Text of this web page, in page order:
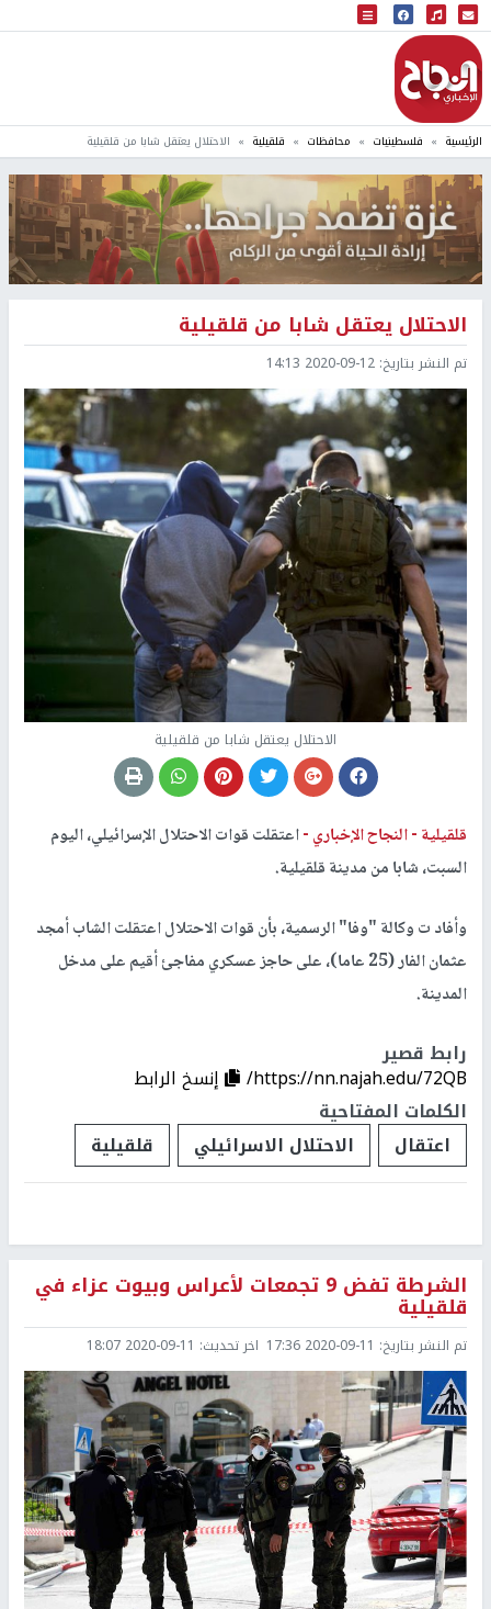
البث المباشر
إذاعة النجاح
الرئيسية فلسطينيات محافظات قلقيلية الاحتلال يعتقل شابا من قلقيلية
الاحتلال يعتقل شابا من قلقيلية
تم النشر بتاريخ: 2020-09-12 14:13
الاحتلال يعتقل شابا من قلقيلية
قلقيلية -النجاح الإخباري -اعتقلت قوات الاحتلال الإسرائيلي، اليوم
السبت، شابا من مدينة قلقيلية.
وأفاد ت وكالة "وفا" الرسمية، بأن قوات الاحتلال اعتقلت الشاب أمجد
عثمان الفار (25 عاما)، على حاجز عسكري مفاجئ أقيم على مدخل
المدينة.
رابط قصير
https://nn.najah.edu/72QB/
إنسخ الرابط
الكلمات المفتاحية
اعتقال
الاحتلال الاسرائيلي قلقيلية
الشرطة تفض 9 تجمعات لأعراس وبيوت عزاء في
قلقيلية
تم النشر بتاريخ: 2020-09-11 17:36 اخر تحديث: 2020-09-11 18:07